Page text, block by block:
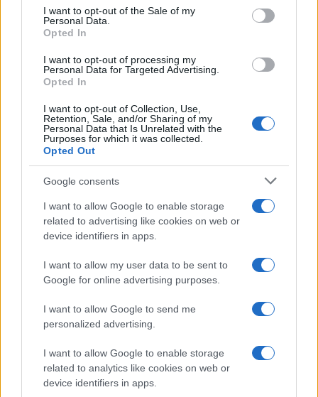
consent section.
I want to opt-out of the Sale of my
Personal Data.
Opted In
I want to opt-out of processing my
Personal Data for Targeted Advertising.
Opted In
I want to opt-out of Collection, Use,
Retention, Sale, and/or Sharing of my
Personal Data that Is Unrelated with the
Purposes for which it was collected.
Opted Out
Google consents
I want to allow Google to enable storage
related to advertising like cookies on web or
device identifiers in apps.
I want to allow my user data to be sent to
Google for online advertising purposes.
I want to allow Google to send me
personalized advertising.
I want to allow Google to enable storage
related to analytics like cookies on web or
device identifiers in apps.
F
a
ce
b
o
o
k
T
w
it
te
r
Pi
te
st
W
at
A
p
S
a
Articolo precedente
NOTIZIE RECENTI
Jovanotti, Gabry Ponte e Alfa: Olbia ombelico del
mondo per una notte
“Orgoglio e discrezione per visita privata̶…
Incendio nella notte a Olbia, a fuoco due furgoni
A fuoco un deposito con bombole, intervento dei
vigili del fuoco a Rudalza